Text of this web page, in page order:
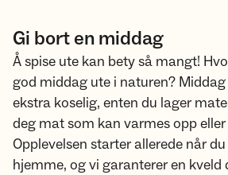
Gi bort en middag
Å spise ute kan bety så mangt!
god middag ute i naturen?
ekstra koselig, enten du lager
deg mat som kan varmes opp
Opplevelsen starter allerede når
hjemme, og vi garanterer en kveld